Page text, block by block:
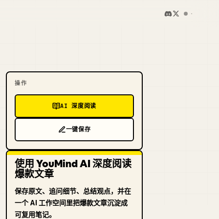
操作
AI 深度阅读
一键保存
使用 YouMind AI 深度阅读
爆款文章
保存原文、追问细节、总结观点，并在
一个 AI 工作空间里把爆款文章沉淀成
可复用笔记。